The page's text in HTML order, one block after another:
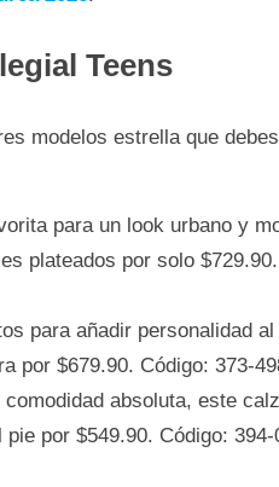
Teens
modelos estrella que
para un look urbano y
plateados por solo
para añadir personalidad
por $679.90. Código: 373-
absoluta, este
por $549.90. Código: 394-